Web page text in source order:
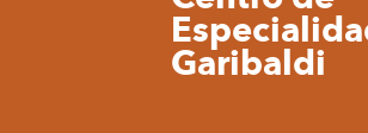
Garibaldi